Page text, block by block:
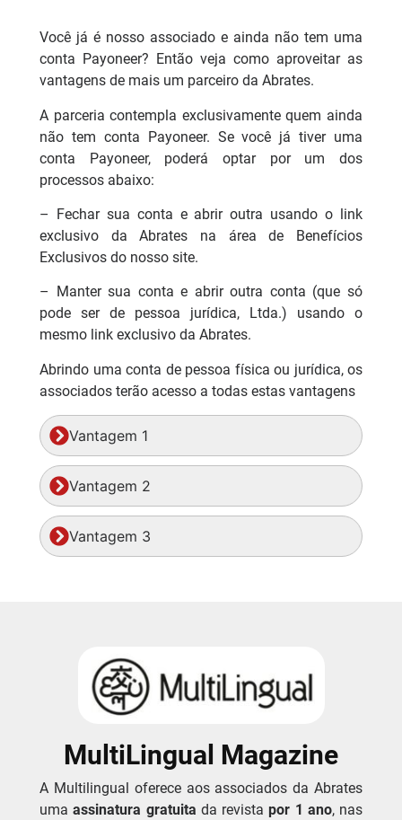
Você já é nosso associado e ainda não tem uma
conta Payoneer? Então veja como aproveitar as
vantagens de mais um parceiro da Abrates.
A parceria contempla exclusivamente quem ainda
não tem conta Payoneer. Se você já tiver uma
conta Payoneer, poderá optar por um dos
processos abaixo:
– Fechar sua conta e abrir outra usando o link
exclusivo da Abrates na área de Benefícios
Exclusivos do nosso site.
– Manter sua conta e abrir outra conta (que só
pode ser de pessoa jurídica, Ltda.) usando o
mesmo link exclusivo da Abrates.
Abrindo uma conta de pessoa física ou jurídica, os
associados terão acesso a todas estas vantagens
Vantagem 1
Vantagem 2
Vantagem 3
MultiLingual Magazine
A Multilingual oferece aos associados da Abrates
umaassinatura gratuita da revistapor 1 ano, nas